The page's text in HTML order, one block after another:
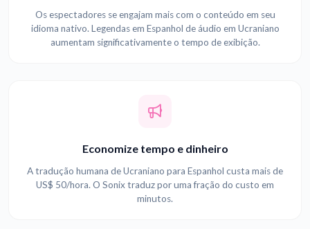
Os espectadores se engajam mais com o conteúdo em seu
idioma nativo. Legendas em Espanhol de áudio em Ucraniano
aumentam significativamente o tempo de exibição.
Economize tempo e dinheiro
A tradução humana de Ucraniano para Espanhol custa mais de
US$ 50/hora. O Sonix traduz por uma fração do custo em
minutos.